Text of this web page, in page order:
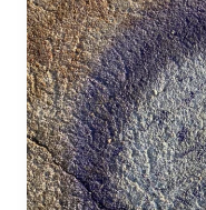
de
começar